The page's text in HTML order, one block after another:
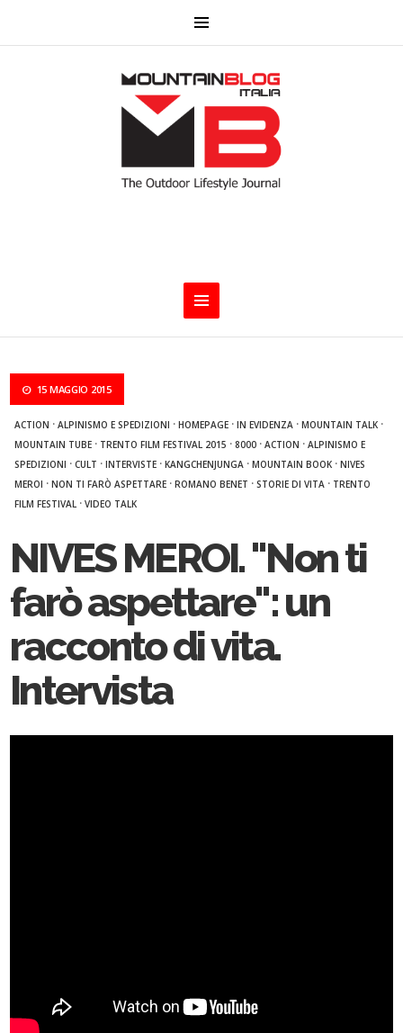
15 MAGGIO 2015
ACTION ·ALPINISMO E SPEDIZIONI ·HOMEPAGE ·IN EVIDENZA ·MOUNTAIN TALK ·
MOUNTAIN TUBE · TRENTO FILM FESTIVAL 2015 ·8000 ·ACTION ·ALPINISMO E
SPEDIZIONI ·CULT ·INTERVISTE ·KANGCHENJUNGA ·MOUNTAIN BOOK ·NIVES
MEROI ·NON TI FARÒ ASPETTARE ·ROMANO BENET ·STORIE DI VITA · TRENTO
FILM FESTIVAL ·VIDEO TALK
NIVES MEROI. "Non ti
farò aspettare": un
racconto di vita.
Intervista